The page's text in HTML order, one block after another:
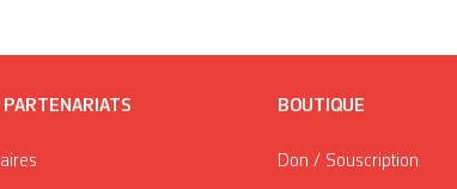
BOUTIQUE
Don / Souscription